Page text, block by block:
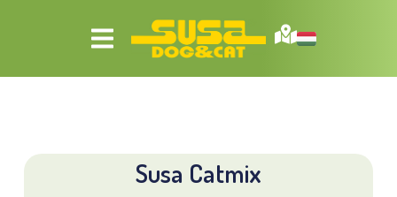
Susa Catmix